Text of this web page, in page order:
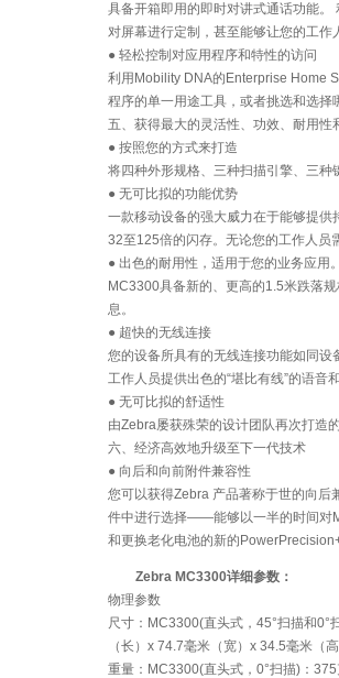
具备开箱即用的即时对讲式通话功能
对屏幕进行定制，甚至能够让您的工作
● 轻松控制对应用程序和特性的访问
利用Mobility DNA的Enterprise Home
程序的单一用途工具，或者挑选和选择
五、获得最大的灵活性、功效、耐用性
● 按照您的方式来打造
将四种外形规格、三种扫描引擎、三种
● 无可比拟的功能优势
一款移动设备的强大威力在于能够提
32至125倍的闪存。无论您的工作人员
● 出色的耐用性，适用于您的业务应用。
MC3300具备新的、更高的1.5米跌落
息。
● 超快的无线连接
您的设备所具有的无线连接功能如同
工作人员提供出色的“堪比有线”的语音
● 无可比拟的舒适性
由Zebra屡获殊荣的设计团队再次打造
六、经济高效地升级至下一代技术
● 向后和向前附件兼容性
您可以获得Zebra 产品著称于世的向
件中进行选择——能够以一半的时间对
和更换老化电池的新的
Zebra MC3300详细参数：
物理参数
尺寸：MC3300(直头式，45°扫描和
（长）x 74.7毫米（宽）x 34.5毫米（
重量：MC3300(直头式，0°扫描)：